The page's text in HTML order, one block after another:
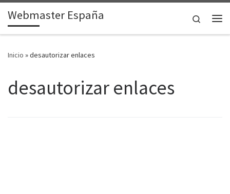
Saltar al contenido
Webmaster España
Search
Inicio »desautorizar enlaces
desautorizar enlaces